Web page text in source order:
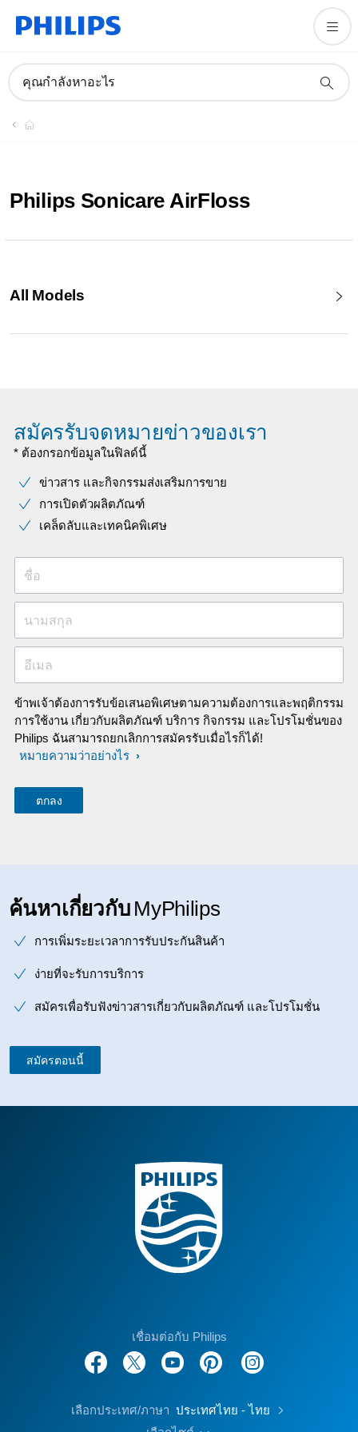
คุณกำลังหาอะไร
Philips Sonicare AirFloss
All Models
สมัครรับจดหมายข่าวของเรา
* ต้องกรอกข้อมูลในฟิลด์นี้
ข่าวสาร และกิจกรรมส่งเสริมการขาย
การเปิดตัวผลิตภัณฑ์
เคล็ดลับและเทคนิคพิเศษ
ชื่อ
นามสกุล
อีเมล
ข้าพเจ้าต้องการรับข้อเสนอพิเศษตามความต้องการและพฤติกรรม
การใช้งาน เกี่ยวกับผลิตภัณฑ์ บริการ กิจกรรม และโปรโมชั่นของ
Philips ฉันสามารถยกเลิกการสมัครรับเมื่อไรก็ได้!
หมายความว่าอย่างไร
ค้นหาเกี่ยวกับ MyPhilips
การเพิ่มระยะเวลาการรับประกันสินค้า
ง่ายที่จะรับการบริการ
สมัครเพื่อรับฟังข่าวสารเกี่ยวกับผลิตภัณฑ์ และโปรโมชั่น
สมัครตอนนี้
เชื่อมต่อกับ Philips
เลือกประเทศ/ภาษา ประเทศไทย - ไทย